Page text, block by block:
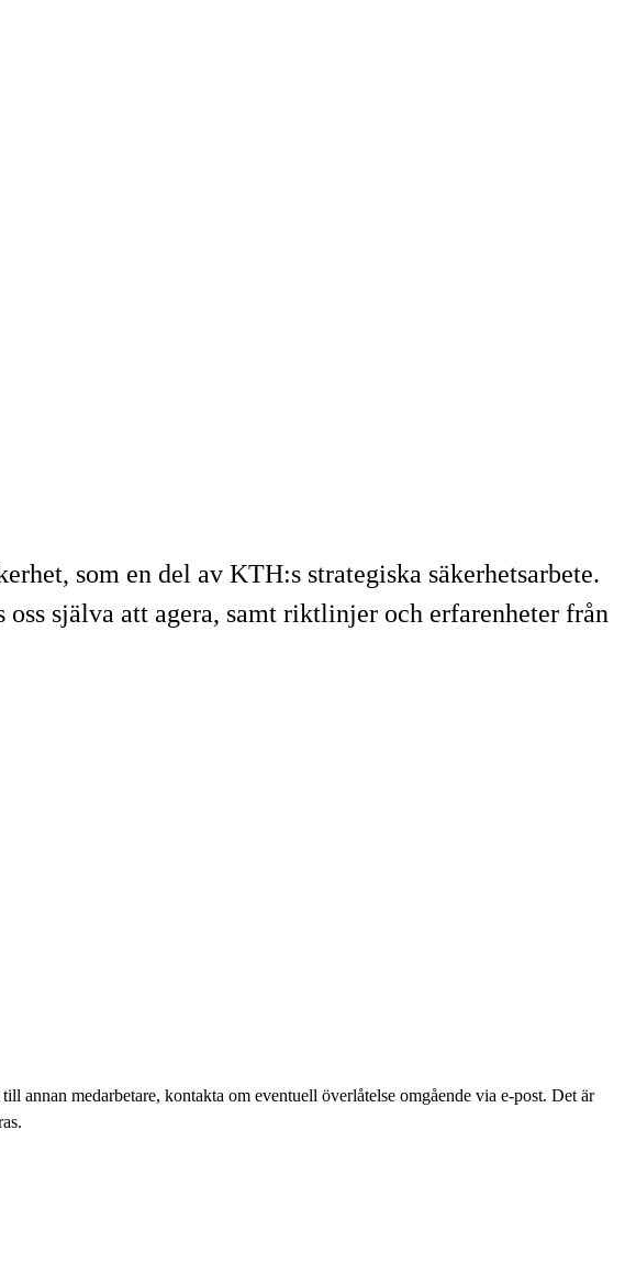
som en del av KTH:s strategiska säkerhetsarbete.
själva att agera, samt riktlinjer och erfarenheter från
annan medarbetare, kontakta om eventuell överlåtelse omgående via e-post. Det är